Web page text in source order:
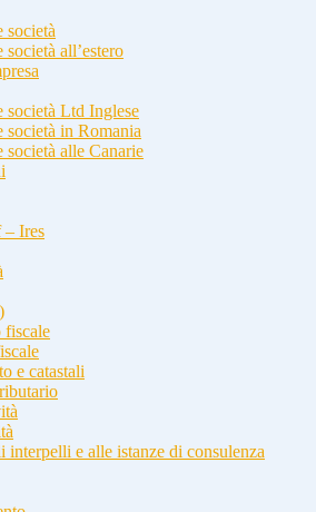
società
all’estero
società Ltd Inglese
società in Romania
società alle Canarie
Ires
fiscale
e catastali
interpelli e alle istanze di consulenza